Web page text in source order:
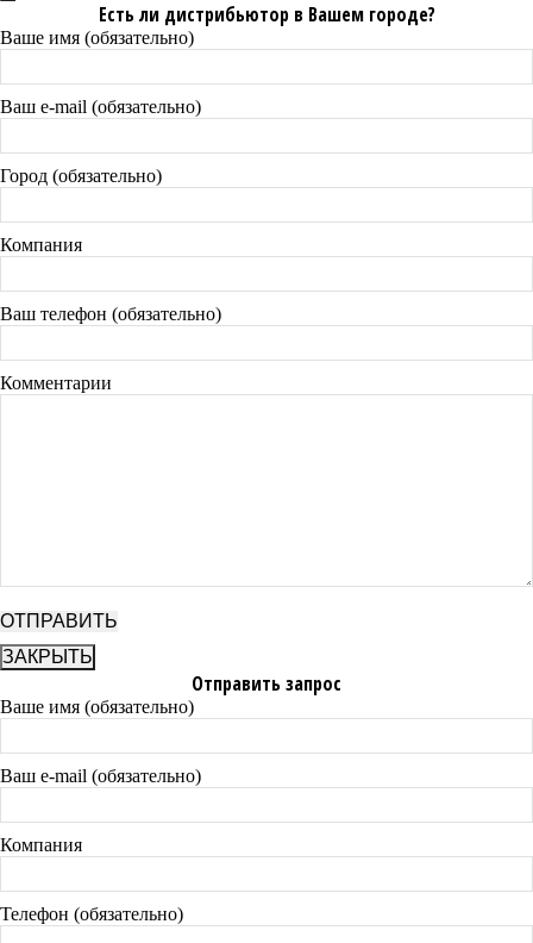
Есть ли дистрибьютор в Вашем городе?
Ваше имя (обязательно)
Ваш e-mail (обязательно)
Город (обязательно)
Компания
Ваш телефон (обязательно)
Комментарии
ЗАКРЫТЬ
Отправить запрос
Ваше имя (обязательно)
Ваш e-mail (обязательно)
Компания
Телефон (обязательно)